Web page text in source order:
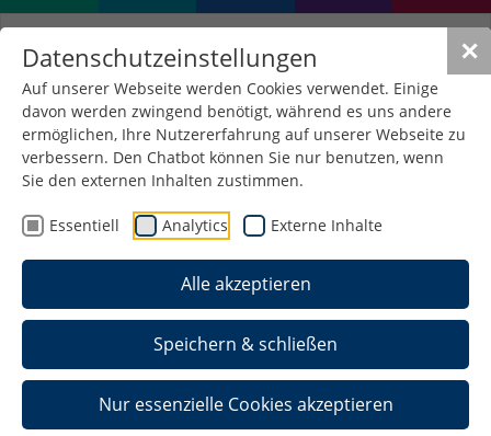
✕
Datenschutzeinstellungen
Auf unserer Webseite werden Cookies verwendet. Einige
davon werden zwingend benötigt, während es uns andere
ermöglichen, Ihre Nutzererfahrung auf unserer Webseite zu
verbessern. Den Chatbot können Sie nur benutzen, wenn
Sie den externen Inhalten zustimmen.
Essentiell Analytics Externe Inhalte
Alle akzeptieren
Speichern & schließen
Nur essenzielle Cookies akzeptieren
Labor Werkstoffe und
Bauelemente
Das Labor ist mit mehrenen Meßplätzen für
elektonische Bauelemente und Geräten zur
zerstörungsfreien Werkstoffprüfung ausgestattet.
Haus: B, Raum: 0301
Telefon: +49 3683 688 5302